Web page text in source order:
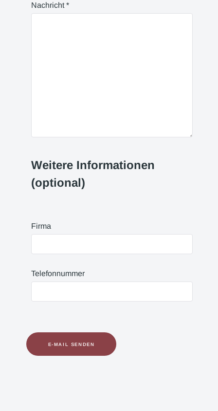
Nachricht *
Weitere Informationen
(optional)
Firma
Telefonnummer
Captcha
E-MAIL SENDEN